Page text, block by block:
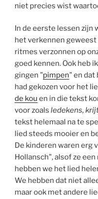
niet precies wist
In de eerste lessen zijn
het verkennen
ritmes verzonnen op
goed kennen. Ook heb
gingen "pimpen" en dat
had gekozen voor het
de kou en in die tekst
voor zoals ledekens,
tekst helemaal na te
lied steeds mooier en
De kinderen waren erg
Hollansch", alsof ze
hebben we het lied
We hebben dat niet
maar ook met andere